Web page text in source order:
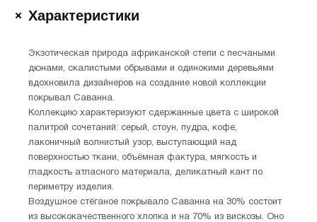
Характеристики
Экзотическая природа африканской степи с песчаными
дюнами, скалистыми обрывами и одинокими деревьями
вдохновила дизайнеров на создание новой коллекции
покрывал Саванна.
Коллекцию характеризуют сдержанные цвета с широкой
палитрой сочетаний: серый, стоун, пудра, кофе,
лаконичный волнистый узор, выступающий над
поверхностью ткани, объёмная фактура, мягкость и
гладкость атласного материала, деликатный кант по
периметру изделия.
Воздушное стёганое покрывало Саванна на 30% состоит
из высококачественного хлопка и на 70% из вискозы. Оно